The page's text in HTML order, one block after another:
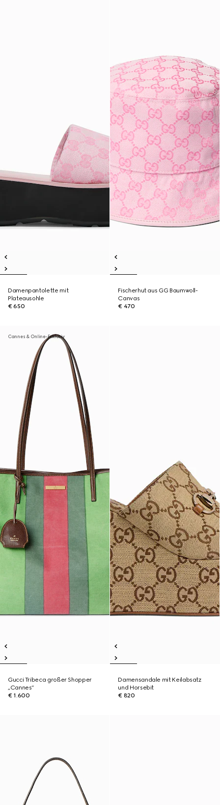
Damenpantolette mit
Plateausohle
€ 650
Fischerhut aus GG Baumwoll-
Canvas
€ 470
Cannes & Online-Exklusiv
Gucci Tribeca großer Shopper
„Cannes“
€ 1.600
Damensandale mit Keilabsatz
und Horsebit
€ 820